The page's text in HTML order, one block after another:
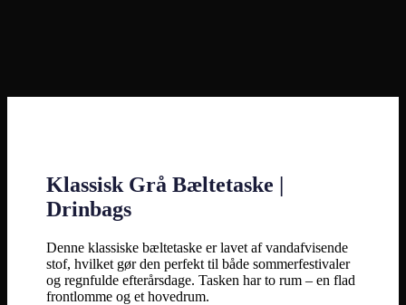
Klassisk Grå Bæltetaske |
Drinbags
Denne klassiske bæltetaske er lavet af vandafvisende
stof, hvilket gør den perfekt til både sommerfestivaler
og regnfulde efterårsdage. Tasken har to rum – en flad
frontlomme og et hovedrum.